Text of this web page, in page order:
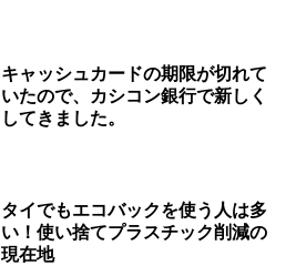
キャッシュカードの期限が切れて
いたので、カシコン銀行で新しく
してきました。
タイでもエコバックを使う人は多
い！使い捨てプラスチック削減の
現在地